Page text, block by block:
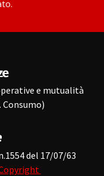
e mutualità
Consumo)
del 17/07/63